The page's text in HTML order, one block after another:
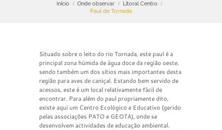
Início Onde observar
Litoral Centro
Paul de Tornada
Situado sobre o leito do rio Tornada, este paul é a
principal zona húmida de água doce da região oeste,
sendo também um dos sítios mais importantes desta
região para aves de caniçal. Estando bem servido de
acessos, este é um local relativamente fácil de
encontrar. Para além do paul propriamente dito,
existe aqui um Centro Ecológico e Educativo (gerido
pelas associações PATO e GEOTA), onde se
desenvolvem actividades de educação ambiental.